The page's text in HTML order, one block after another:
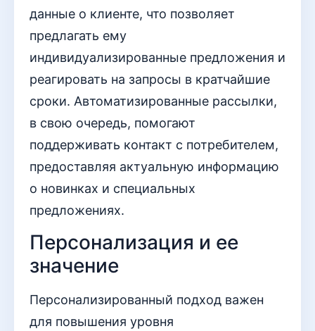
данные о клиенте, что позволяет
предлагать ему
индивидуализированные предложения и
реагировать на запросы в кратчайшие
сроки. Автоматизированные рассылки,
в свою очередь, помогают
поддерживать контакт с потребителем,
предоставляя актуальную информацию
о новинках и специальных
предложениях.
Персонализация и ее
значение
Персонализированный подход важен
для повышения уровня